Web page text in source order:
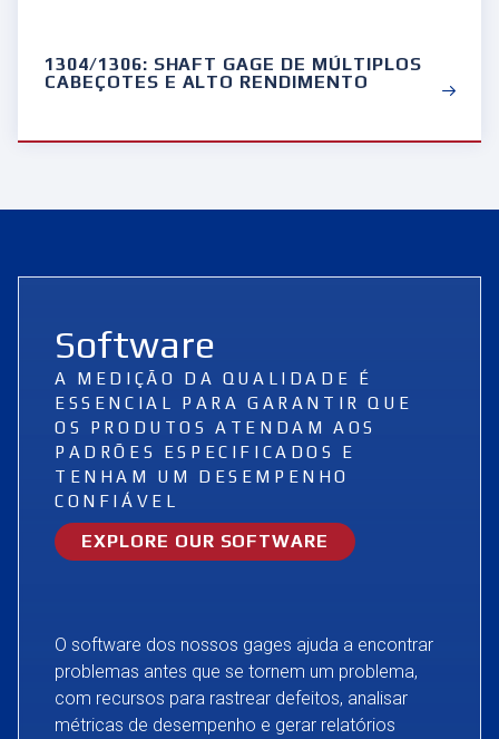
1304/1306: SHAFT GAGE DE MÚLTIPLOS
CABEÇOTES E ALTO RENDIMENTO
Software
A MEDIÇÃO DA QUALIDADE É
ESSENCIAL PARA GARANTIR QUE
OS PRODUTOS ATENDAM AOS
PADRÕES ESPECIFICADOS E
TENHAM UM DESEMPENHO
CONFIÁVEL
EXPLORE OUR SOFTWARE
O software dos nossos gages ajuda a encontrar
problemas antes que se tornem um problema,
com recursos para rastrear defeitos, analisar
métricas de desempenho e gerar relatórios